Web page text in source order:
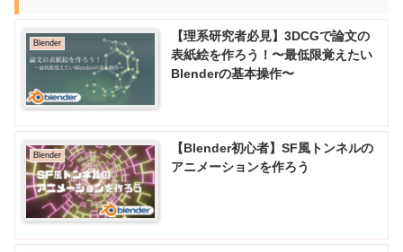
Blender
【理系研究者必見】3DCGで論文の
表紙絵を作ろう！〜最低限覚えたい
Blenderの基本操作〜
Blender
【Blender初心者】SF風トンネルの
アニメーションを作ろう